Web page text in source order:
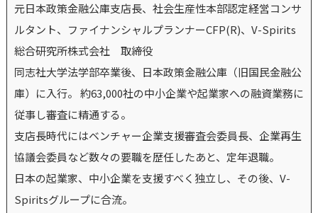
元日本政策金融公庫支店長、社会生産性本部認定経営コンサ
ルタント、ファイナンシャルプランナーCFP(R)、V-Spirits
総合研究所株式会社 取締役
同志社大学法学部卒業後、日本政策金融公庫（旧国民金融公
庫）に入行。 約63,000社の中小企業や起業家への融資業務に
従事し審査に精通する。
支店長時代にはベンチャー企業支援審査会委員長、企業再生
協議会委員など数々の要職を歴任したあと、定年退職。
日本の起業家、中小企業を支援すべく独立し、その後、V-
Spiritsグループに合流。